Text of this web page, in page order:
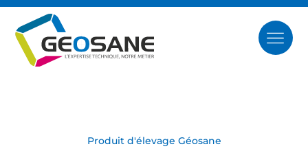
Produit d'élevage Géosane